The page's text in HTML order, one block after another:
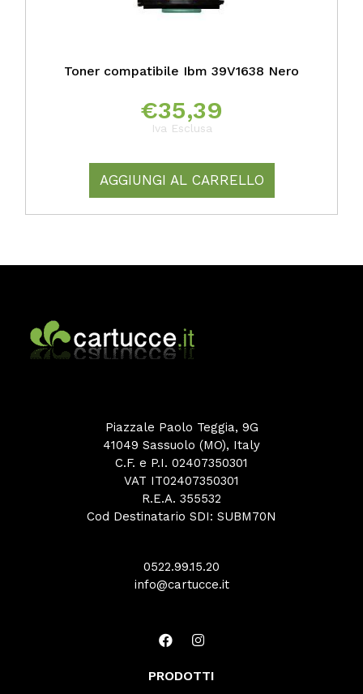
Toner compatibile Ibm 39V1638 Nero
€35,39
Iva Esclusa
AGGIUNGI AL CARRELLO
Piazzale Paolo Teggia, 9G
41049 Sassuolo (MO), Italy
C.F. e P.I. 02407350301
VAT IT02407350301
R.E.A. 355532
Cod Destinatario SDI: SUBM70N
0522.99.15.20
info@cartucce.it
PRODOTTI